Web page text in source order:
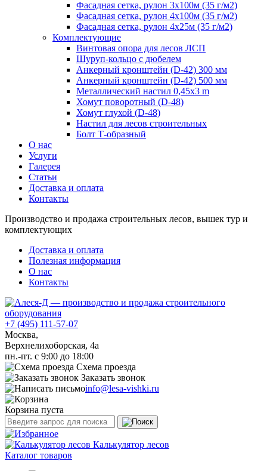
Фасадная сетка, рулон 3х100м (35 г/м2)
Фасадная сетка, рулон 4х100м (35 г/м2)
Фасадная сетка, рулон 4х25м (35 г/м2)
Комплектующие
Винтовая опора для лесов ЛСП
Шуруп-кольцо с дюбелем
Анкерный кронштейн (D-42) 300 мм
Анкерный кронштейн (D-42) 500 мм
Металлический настил 0,45x3 m
Хомут поворотный (D-48)
Хомут глухой (D-48)
Настил для лесов строительных
Болт Т-образный
О нас
Услуги
Галерея
Статьи
Доставка и оплата
Контакты
Производство и продажа строительных лесов, вышек тур и
комплектующих
Доставка и оплата
Полезная информация
О нас
Контакты
+7 (495) 111-57-07
Москва,
Верхнелихоборская, 4а
пн.-пт. с 9:00 до 18:00
Схема проезда
Заказать звонок
info@lesa-vishki.ru
Корзина пуста
Калькулятор лесов
Каталог товаров